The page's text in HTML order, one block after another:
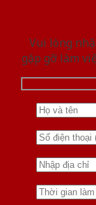
Vui lòng
gặp gỡ làm